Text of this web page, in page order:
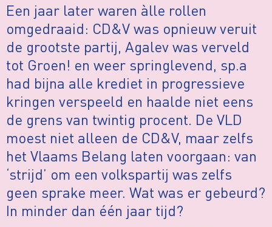
Een jaar later waren àlle rollen
omgedraaid: CD&V was opnieuw veruit
de grootste partij, Agalev was verveld
tot Groen! en weer springlevend, sp.a
had bijna alle krediet in progressieve
kringen verspeeld en haalde niet eens
de grens van twintig procent. De VLD
moest niet alleen de CD&V, maar zelfs
het Vlaams Belang laten voorgaan: van
‘strijd’ om een volkspartij was zelfs
geen sprake meer. Wat was er gebeurd?
In minder dan één jaar tijd?